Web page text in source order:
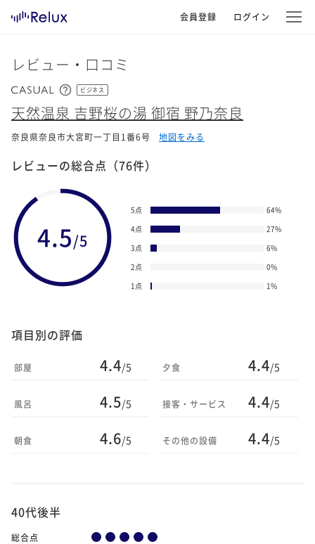
会員登録 ログイン
レビュー・口コミ
ビジネス
天然温泉 吉野桜の湯 御宿 野乃奈良
奈良県奈良市大宮町一丁目1番6号 地図をみる
レビューの総合点 （76件）
4.5/5
5点 64%
4点
27%
3点
6%
2点
0%
1点
1%
項目別の評価
部屋 4.4/5
風呂 4.5/5
朝食 4.6/5
夕食 4.4/5
接客・サービス 4.4/5
その他の設備 4.4/5
40代後半
総合点